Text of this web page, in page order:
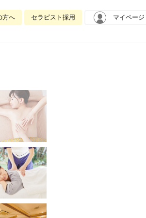
方へ セラピスト採用 マイページ